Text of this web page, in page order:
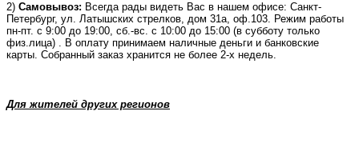
2) Самовывоз: Всегда рады видеть Вас в нашем офисе: Санкт-
Петербург, ул. Латышских стрелков, дом 31а, оф.103. Режим работы
пн-пт. с 9:00 до 19:00, сб.-вс. с 10:00 до 15:00 (в субботу только
физ.лица) . В оплату принимаем наличные деньги и банковские
карты. Собранный заказ хранится не более 2-х недель.
Для жителей других регионов